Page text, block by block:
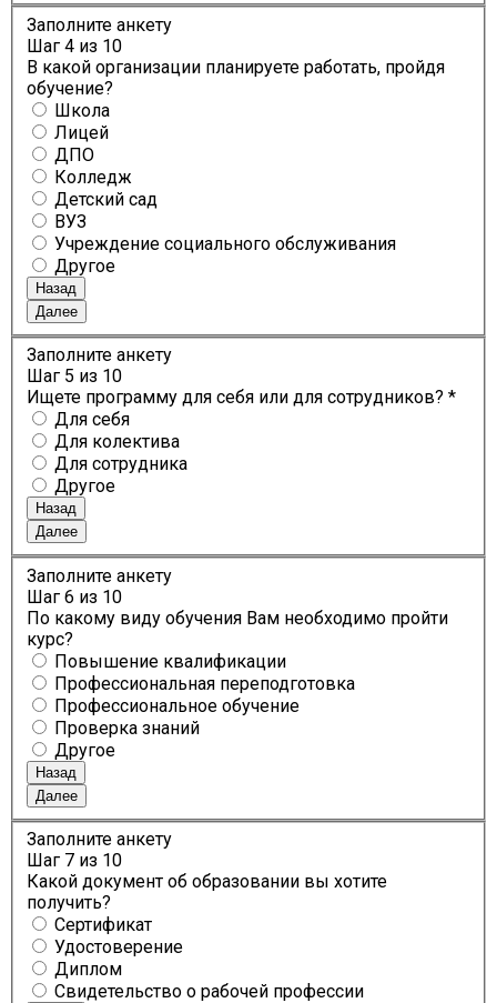
Заполните анкету
Шаг 4 из 10
В какой организации планируете работать, пройдя
обучение?
Школа
Лицей
ДПО
Колледж
Детский сад
ВУЗ
Учреждение социального обслуживания
Другое
Назад
Далее
Заполните анкету
Шаг 5 из 10
Ищете программу для себя или для сотрудников? *
Для себя
Для колектива
Для сотрудника
Другое
Назад
Далее
Заполните анкету
Шаг 6 из 10
По какому виду обучения Вам необходимо пройти
курс?
Повышение квалификации
Профессиональная переподготовка
Профессиональное обучение
Проверка знаний
Другое
Назад
Далее
Заполните анкету
Шаг 7 из 10
Какой документ об образовании вы хотите
получить?
Сертификат
Удостоверение
Диплом
Свидетельство о рабочей профессии